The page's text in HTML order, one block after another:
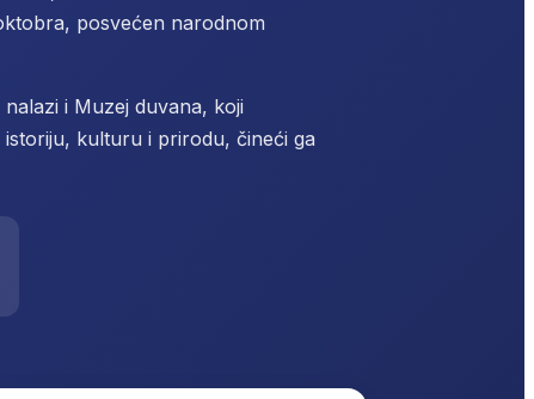
posvećen narodnom
i Muzej duvana, koji
kulturu i prirodu, čineći ga